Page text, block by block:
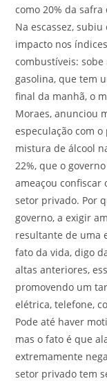
como 20% da
Na escassez,
impacto nos
combustíveis:
gasolina, que tem
final da manhã, o
Moraes, anunciou
especulação com
mistura de álcool
22%, que o
ameaçou confiscar
setor privado. Por
governo, a exigir
resultante de uma
fato da vida, digo
altas anteriores,
promovendo um
elétrica, telefone,
Pode até haver
mas o fato é que
extremamente
setor privado tem